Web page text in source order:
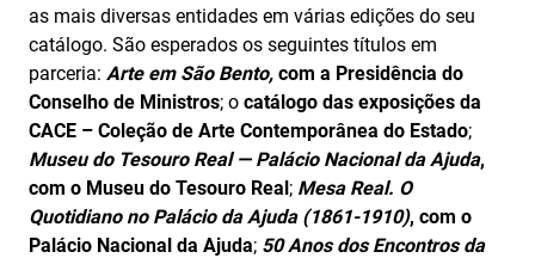
as mais diversas entidades em várias edições do seu
catálogo. São esperados os seguintes títulos em
parceria: Arte em São Bento, com a Presidência do
Conselho de Ministros; o catálogo das exposições da
CACE – Coleção de Arte Contemporânea do Estado;
Museu do Tesouro Real — Palácio Nacional da Ajuda,
com o Museu do Tesouro Real; Mesa Real. O
Quotidiano no Palácio da Ajuda (1861-1910), com o
Palácio Nacional da Ajuda; 50 Anos dos Encontros da